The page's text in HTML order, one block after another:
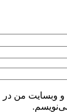
و وبسایت من